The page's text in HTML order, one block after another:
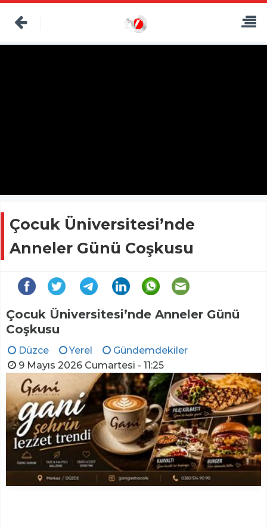
Çocuk Üniversitesi’nde
Anneler Günü Coşkusu
Çocuk Üniversitesi’nde Anneler Günü
Coşkusu
Düzce Yerel
Gündemdekiler
9 Mayıs 2026 Cumartesi - 11:25